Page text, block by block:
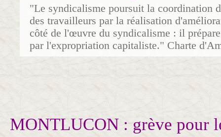
"Le syndicalisme poursuit la coordination
des travailleurs par la réalisation
côté de l'œuvre du syndicalisme : il
par l'expropriation capitaliste." Charte
MONTLUCON : grève pour